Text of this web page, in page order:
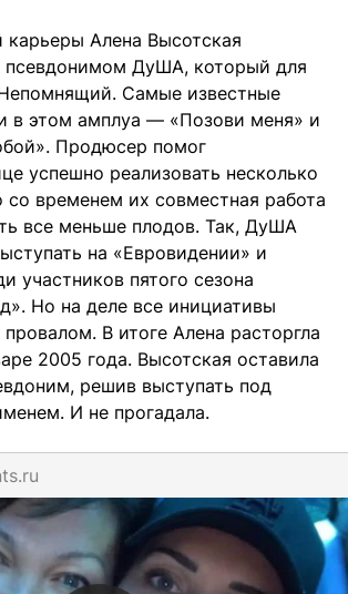
карьеры Алена Высотская
псевдонимом ДуША, который для
Самые известные
в этом амплуа — «Позови меня» и
Продюсер помог
успешно реализовать несколько
со временем их совместная работа
все меньше плодов. Так, ДуША
на «Евровидении» и
участников пятого сезона
Но на деле все инициативы
провалом. В итоге Алена расторгла
2005 года. Высотская оставила
решив выступать под
И не прогадала.